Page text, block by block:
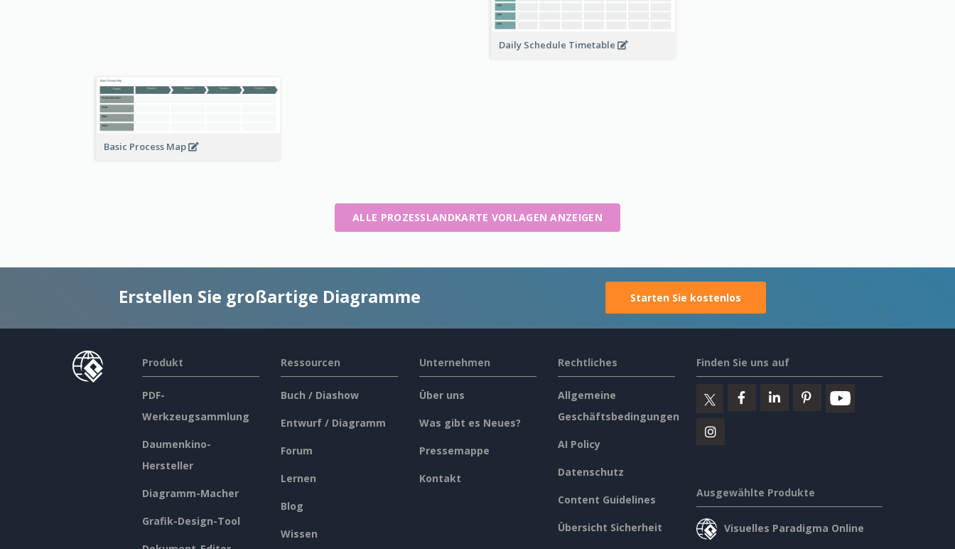
Daily Schedule Timetable
Basic Process Map
ALLE PROZESSLANDKARTE VORLAGEN ANZEIGEN
Erstellen Sie großartige Diagramme Starten Sie kostenlos
Produkt
PDF-
Werkzeugsammlung
Daumenkino-
Hersteller
Diagramm-Macher
Grafik-Design-Tool
Ressourcen
Buch / Diashow
Entwurf / Diagramm
Forum
Lernen
Blog
Wissen
Unternehmen
Über uns
Was gibt es Neues?
Pressemappe
Kontakt
Rechtliches
Allgemeine
Geschäftsbedingungen
AI Policy
Datenschutz
Content Guidelines
Übersicht Sicherheit
Finden Sie uns auf
Ausgewählte Produkte
Visuelles Paradigma Online